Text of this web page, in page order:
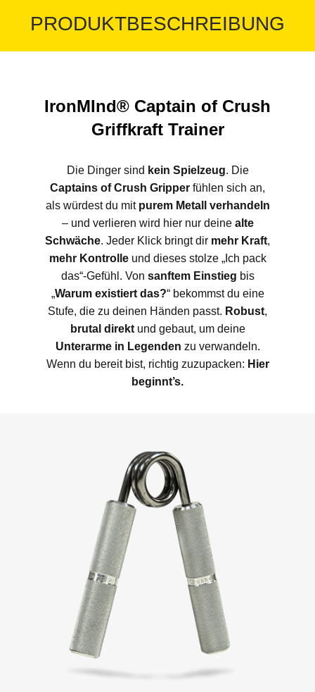
PRODUKTBESCHREIBUNG
IronMInd® Captain of Crush
Griffkraft Trainer
Die Dinger sind kein Spielzeug. Die
Captains of Crush Gripper fühlen sich an,
als würdest du mit purem Metall verhandeln
– und verlieren wird hier nur deine alte
Schwäche. Jeder Klick bringt dir mehr Kraft,
mehr Kontrolleund dieses stolze „Ich pack
das“-Gefühl. Von sanftem Einstieg bis
„Warum existiert das?“ bekommst du eine
Stufe, die zu deinen Händen passt. Robust,
brutal direktund gebaut, um deine
Unterarme in Legenden zu verwandeln.
Wenn du bereit bist, richtig zuzupacken: Hier
beginnt’s.